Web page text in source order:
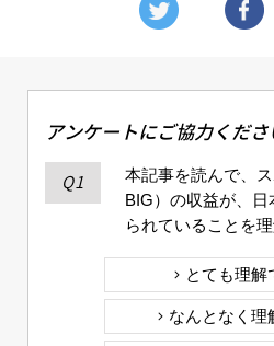
アンケートにご協力くださ
Q1
本記事を読んで、
BIG）の収益が、
られていることを
とても理解
なんとなく理